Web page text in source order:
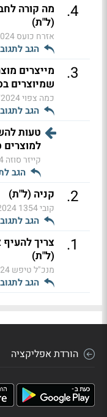
4
.
מה קורה
(ל"ת)
אזרח כועס
הגב
3
.
מייצרים
שמיוצרים בסין ב-1/4
כמה צפוי01:01
הגב
טעות
למוצרים
קייזר סוזה
הגב
2
. קניה (ל"ת)
קובי 1354
הגב
1
.
צריך
(ל"ת)
מנכ"ל טיפש
הגב
הורדת אפליקציה